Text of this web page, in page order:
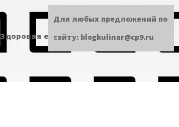
Здоровая еда Сладенькое
Для любых предложений по
сайту: blogkulinar@cp9.ru